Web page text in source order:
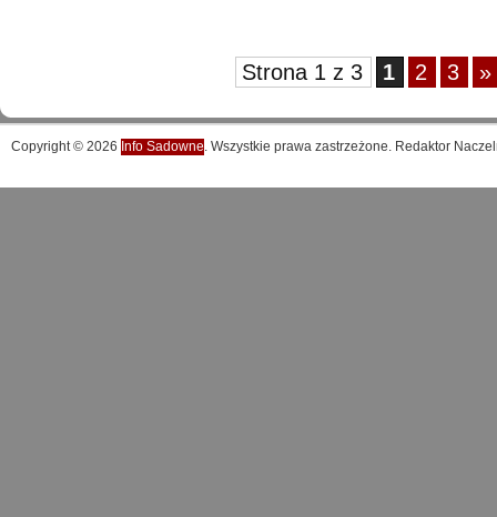
Strona 1 z 3 1 2 3 »
Copyright © 2026 Info Sadowne. Wszystkie prawa zastrzeżone. Redaktor